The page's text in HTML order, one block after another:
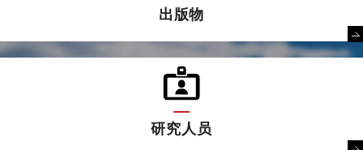
出版物
研究人员